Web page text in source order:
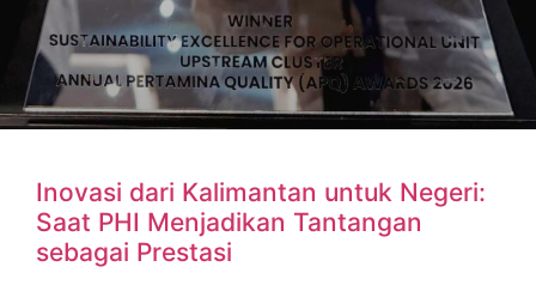
Inovasi dari Kalimantan untuk Negeri:
Saat PHI Menjadikan Tantangan
sebagai Prestasi